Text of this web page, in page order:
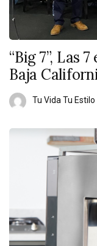
“Big 7”, Las
Baja
Tu Vida Tu Estilo